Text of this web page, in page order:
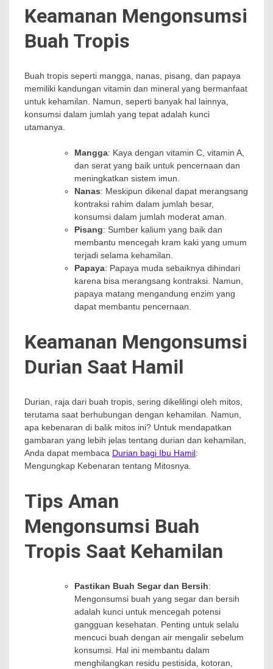
Keamanan Mengonsumsi
Buah Tropis
Buah tropis seperti mangga, nanas, pisang, dan papaya
memiliki kandungan vitamin dan mineral yang bermanfaat
untuk kehamilan. Namun, seperti banyak hal lainnya,
konsumsi dalam jumlah yang tepat adalah kunci
utamanya.
Mangga: Kaya dengan vitamin C, vitamin A,
dan serat yang baik untuk pencernaan dan
meningkatkan sistem imun.
Nanas: Meskipun dikenal dapat merangsang
kontraksi rahim dalam jumlah besar,
konsumsi dalam jumlah moderat aman.
Pisang: Sumber kalium yang baik dan
membantu mencegah kram kaki yang umum
terjadi selama kehamilan.
Papaya: Papaya muda sebaiknya dihindari
karena bisa merangsang kontraksi. Namun,
papaya matang mengandung enzim yang
dapat membantu pencernaan.
Keamanan Mengonsumsi
Durian Saat Hamil
Durian, raja dari buah tropis, sering dikelilingi oleh mitos,
terutama saat berhubungan dengan kehamilan. Namun,
apa kebenaran di balik mitos ini? Untuk mendapatkan
gambaran yang lebih jelas tentang durian dan kehamilan,
Anda dapat membaca Durian bagi Ibu Hamil:
Mengungkap Kebenaran tentang Mitosnya.
Tips Aman
Mengonsumsi Buah
Tropis Saat Kehamilan
Pastikan Buah Segar dan Bersih:
Mengonsumsi buah yang segar dan bersih
adalah kunci untuk mencegah potensi
gangguan kesehatan. Penting untuk selalu
mencuci buah dengan air mengalir sebelum
konsumsi. Hal ini membantu dalam
menghilangkan residu pestisida, kotoran,